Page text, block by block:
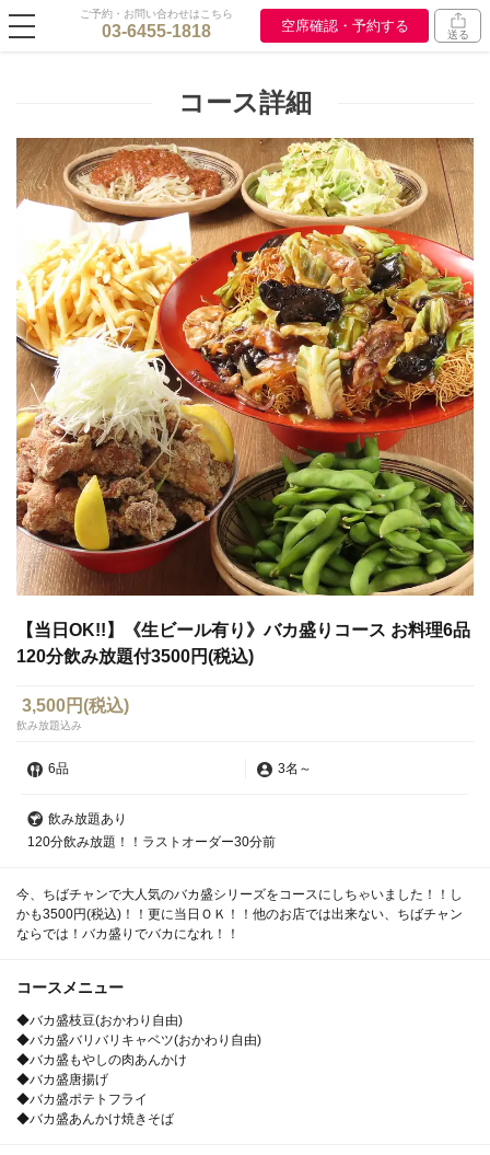
ご予約・お問い合わせはこちら
03-6455-1818 空席確認・予約する 送る
コース詳細
【当日OK!!】《生ビール有り》バカ盛りコース お料理6品
120分飲み放題付3500円(税込)
3,500円(税込)
飲み放題込み
6品 3名 ～
飲み放題あり
120分飲み放題！！ラストオーダー30分前
今、ちばチャンで大人気のバカ盛シリーズをコースにしちゃいました！！し
かも3500円(税込)！！更に当日ＯＫ！！他のお店では出来ない、ちばチャン
ならでは！バカ盛りでバカになれ！！
コースメニュー
◆バカ盛枝豆(おかわり自由)
◆バカ盛バリバリキャベツ(おかわり自由)
◆バカ盛もやしの肉あんかけ
◆バカ盛唐揚げ
◆バカ盛ポテトフライ
◆バカ盛あんかけ焼きそば